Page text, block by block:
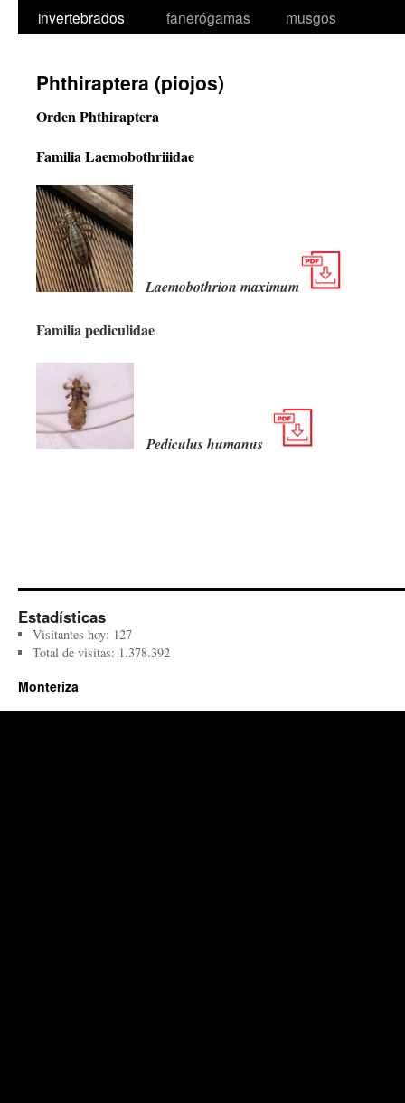
invertebrados
fanerógamas
musgos
Phthiraptera (piojos)
Orden Phthiraptera
Familia Laemobothriiidae
Laemobothrion maximum
Familia pediculidae
Pediculus humanus
Estadísticas
Visitantes hoy: 127
Total de visitas: 1.378.392
Monteriza